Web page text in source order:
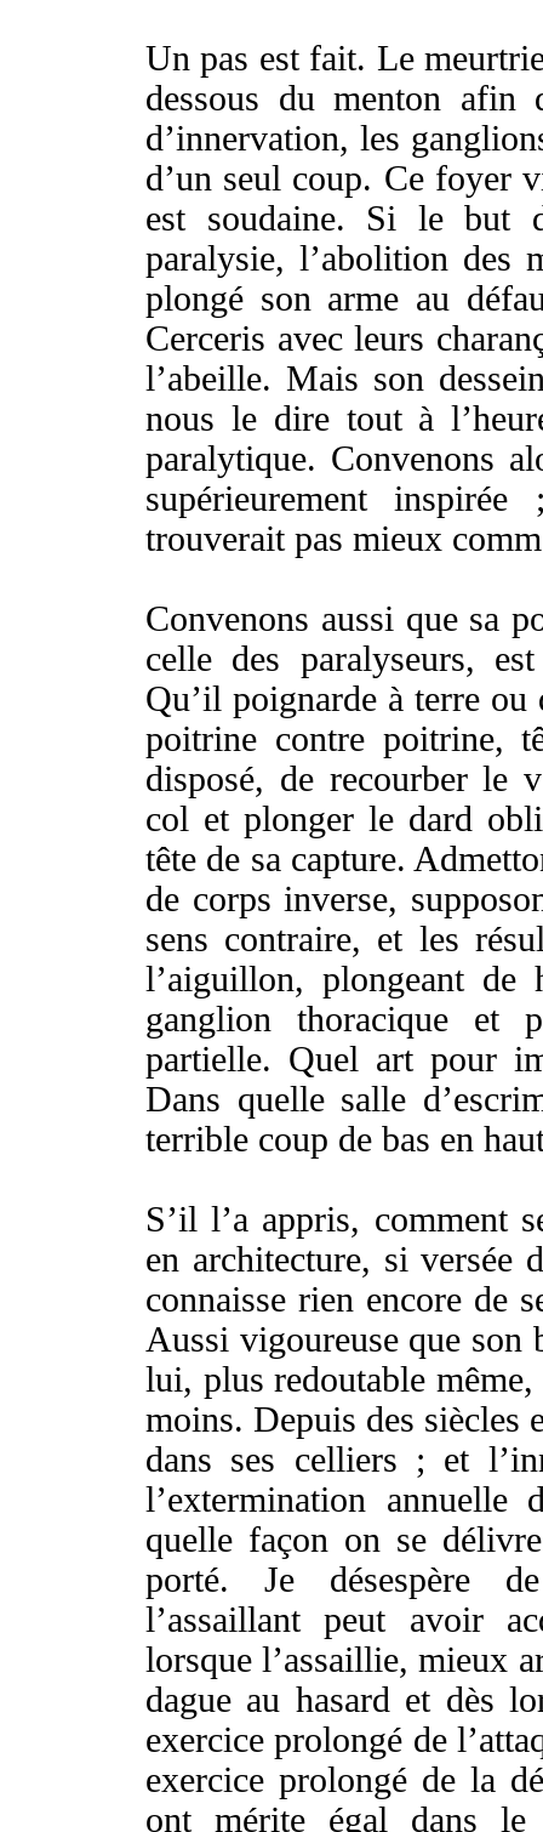
Un pas est fait. Le
dessous dumenton afin
d’innervation, les
d’un seul coup. Ce foyer
est soudaine. Si lebut
paralysie, l’abolition des
plongé son arme au
Cerceris avec leurs
l’abeille. Mais son
nous le diretout à l’
paralytique. Convenons
supérieurement
inspirée
trouveraitpas mieux
Convenons aussi que sa
celle des paralyseurs,
Qu’il poignarde à terre ou
poitrine contre poitrine,
disposé, de recourberle
col et plongerle dard
tête de sa capture.
de corps inverse,
sens contraire, et les
l’aiguillon,plongeantde
ganglion
thoraciqueet
partielle. Quel artpour
Dans quelle salle d’
terrible coup de bas en
S’il l’a appris, comment
en architecture, siversée
connaisse rien encore de
Aussi vigoureuseque son
lui, plus redoutable même,
moins. Depuis des siècles
dans ses celliers ; et l’
l’extermination annuelle
quelle façonon se délivre
porté. Je désespère
l’assaillantpeut avoir
lorsque l’assaillie, mieux
dague au hasardet dès
exercice prolongé de l’
exercice prolongéde la
ontmérite égal dans